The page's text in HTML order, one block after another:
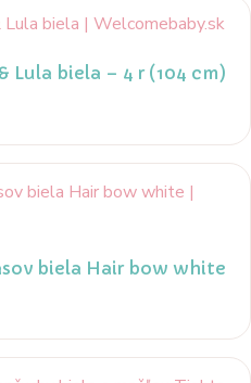
Lula biela – 4 r (104 cm)
biela Hair bow white